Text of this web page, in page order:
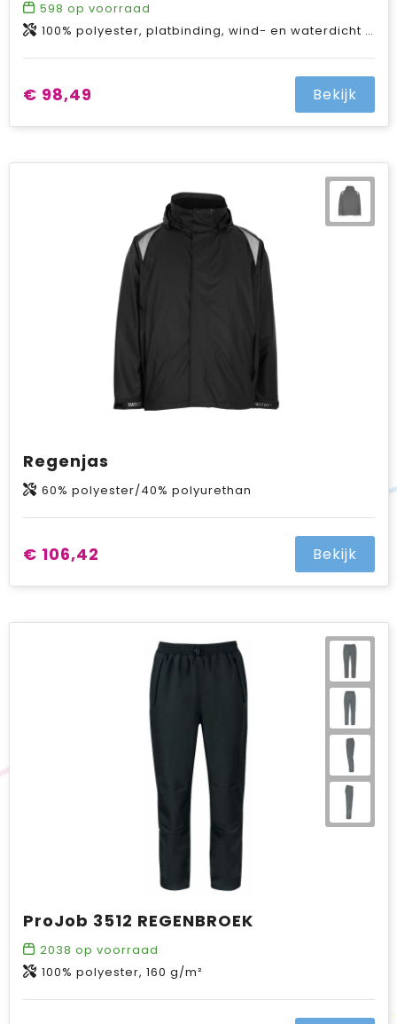
598 op voorraad
100% polyester, platbinding, wind- en waterdicht met ademende functie, 120 g/m²
€ 98,49 Bekijk
Regenjas
60% polyester/40% polyurethan
€ 106,42 Bekijk
ProJob 3512 REGENBROEK
2038 op voorraad
100% polyester, 160 g/m²